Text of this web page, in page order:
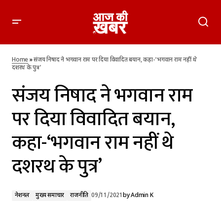
नहीं थे दशरथ के पुत्र’
Home»संजय निषाद ने भगवान राम पर दिया विवादित बयान, कहा-‘भगवान राम नहीं थे
दशरथ के पुत्र’
संजय निषाद ने भगवान राम
पर दिया विवादित बयान,
कहा-‘भगवान राम नहीं थे
दशरथ के पुत्र’
नेशनल मुख्य समाचार राजनीति 09/11/2021byAdmin K